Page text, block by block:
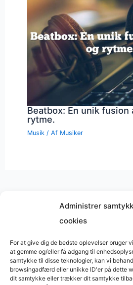
Administrer
cookies
For at give dig de bedste oplevelser bruger
at gemme og/eller få adgang til
samtykke til disse teknologier, kan vi
browsingadfærd eller unikke ID'er på dette
dit samtykke eller trækker dit samtykke
Beatbox: En unik fusion
rytme.
Musik / Af Musiker
Musik på
Copyright © 2026
Udviklet af
Bygget med